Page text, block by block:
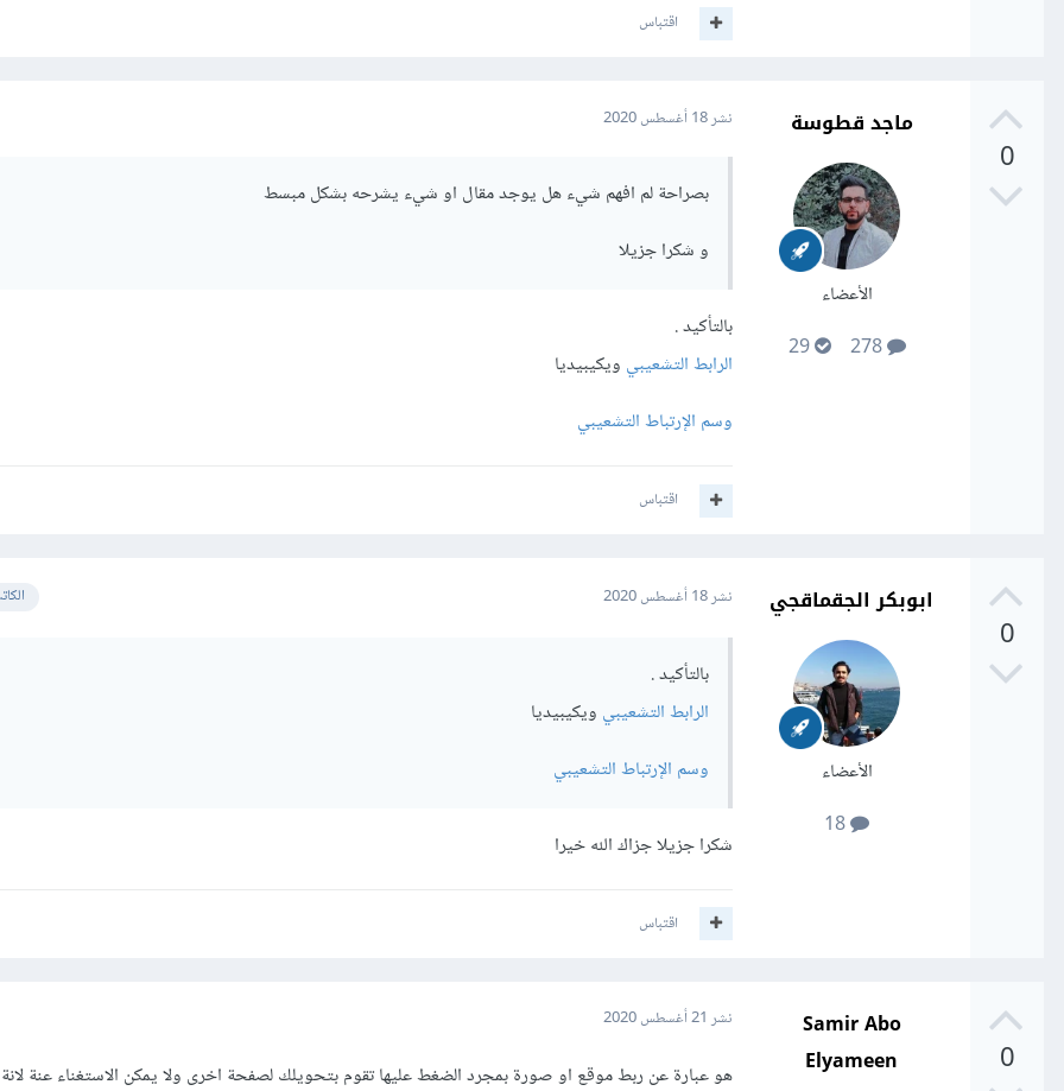
اقتباس
0
ماجد قطوسة
الأعضاء
278
29
نشر18 أغسطس 2020
بصراحة لم افهم شيء هل يوجد مقال او شيء يشرحه بشكل مبسط
و شكرا جزيلا
بالتأكيد .
الرابط التشعيبي ويكيبيديا
وسم الإرتباط التشعيبي
اقتباس
0
ابوبكر الجقماقجي
الأعضاء
نشر18 أغسطس 2020
بالتأكيد .
الرابط التشعيبي ويكيبيديا
وسم الإرتباط التشعيبي
شكرا جزيلا جزاك الله خيرا
اقتباس
0
Samir Abo
Elyameen
نشر 21 أغسطس 2020
هو عبارة عن ربط موقع او صورة بمجرد الضغط عليها تقوم بتحويلك لصفحة اخرى ولا يمكن الاستغناء عنة